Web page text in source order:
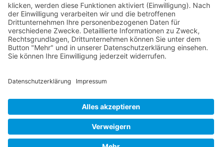
Downloads
Weitere Seiten
Datenschutz|Cookie-Einstellungen